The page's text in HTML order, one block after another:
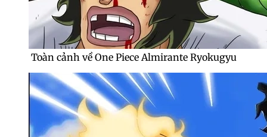
Toàn cảnh về One Piece Almirante Ryokugyu